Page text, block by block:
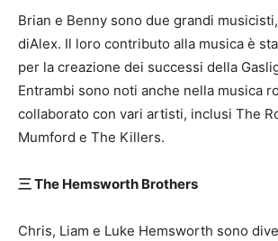
Brian e Benny sono due grandi
diAlex. Il loro contributo alla musica è
per la creazione dei successi della
Entrambi sono noti anche nella musica
collaborato con vari artisti, inclusi The
Mumford e The Killers.
三 The Hemsworth Brothers
Chris, Liam e Luke Hemsworth sono